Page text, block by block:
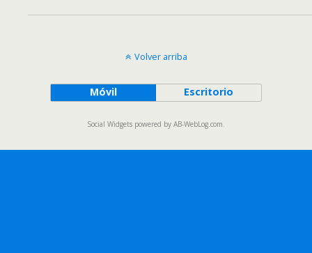
Volver arriba
Móvil Escritorio
Social Widgets powered by AB-WebLog.com.